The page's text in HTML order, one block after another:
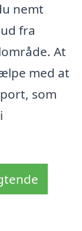
nemt
fra
At
med at
som